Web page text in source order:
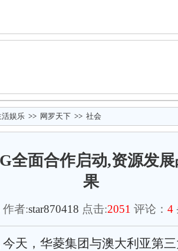
活娱乐 >> 网罗天下 >> 社会
全面合作启动,资源发
果
作者:star870418 点击:2051 评论： 4
天，华菱集团与澳大利亚第